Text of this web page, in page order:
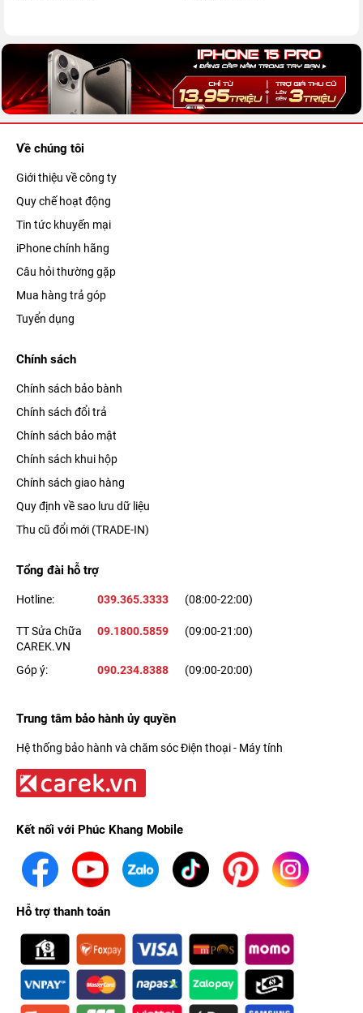
Về chúng tôi
Giới thiệu về công ty
Quy chế hoạt động
Tin tức khuyến mại
iPhone chính hãng
Câu hỏi thường gặp
Mua hàng trả góp
Tuyển dụng
Chính sách
Chính sách bảo bành
Chính sách đổi trả
Chính sách bảo mật
Chính sách khui hộp
Chính sách giao hàng
Quy định về sao lưu dữ liệu
Thu cũ đổi mới (TRADE-IN)
Tổng đài hỗ trợ
Hotline: 039.365.3333 (08:00-22:00)
TT Sửa Chữa
CAREK.VN
09.1800.5859 (09:00-21:00)
Góp ý: 090.234.8388 (09:00-20:00)
Trung tâm bảo hành ủy quyền
Hệ thống bảo hành và chăm sóc Điện thoại - Máy tính
Kết nối với Phúc Khang Mobile
Hỗ trợ thanh toán